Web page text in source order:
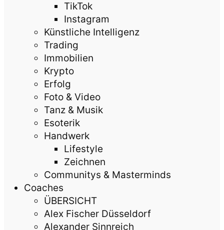
TikTok
Instagram
Künstliche Intelligenz
Trading
Immobilien
Krypto
Erfolg
Foto & Video
Tanz & Musik
Esoterik
Handwerk
Lifestyle
Zeichnen
Communitys & Masterminds
Coaches
ÜBERSICHT
Alex Fischer Düsseldorf
Alexander Sinnreich